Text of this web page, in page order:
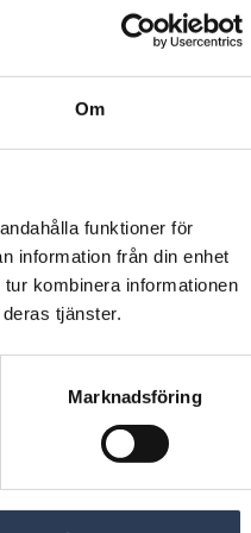
Om
funktioner för
information från din enhet
kombinera informationen
tjänster.
Marknadsföring
Världens största nätverk
inkluderingsfrågor. Här får vi
alla sju
andra företag med likvärdiga
Genom nätverket får vi nya
möjlighet att utveckla vårt
andra organisationer.
OMSÄTTER VI
våra
löpande insikter om hur
arbetsvardag. Resultaten
identifiera
insatser som stärker
över tid. För oss är